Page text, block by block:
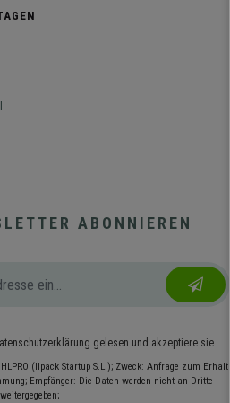
ABONNIEREN
gelesen und akzeptiere sie.
(Ilpack Startup S.L.); Zweck: Anfrage zum Erhalt
Empfänger: Die Daten werden nicht an Dritte
weitergegeben;